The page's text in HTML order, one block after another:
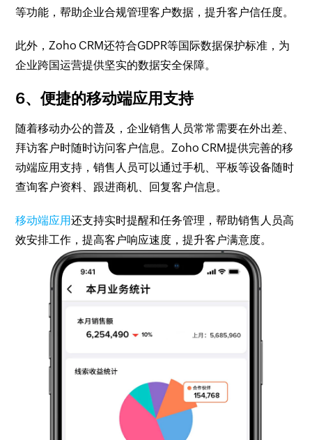
等功能，帮助企业合规管理客户数据，提升客户信任度。
此外，Zoho CRM还符合GDPR等国际数据保护标准，为
企业跨国运营提供坚实的数据安全保障。
6、便捷的移动端应用支持
随着移动办公的普及，企业销售人员常常需要在外出差、
拜访客户时随时访问客户信息。Zoho CRM提供完善的移
动端应用支持，销售人员可以通过手机、平板等设备随时
查询客户资料、跟进商机、回复客户信息。
移动端应用还支持实时提醒和任务管理，帮助销售人员高
效安排工作，提高客户响应速度，提升客户满意度。